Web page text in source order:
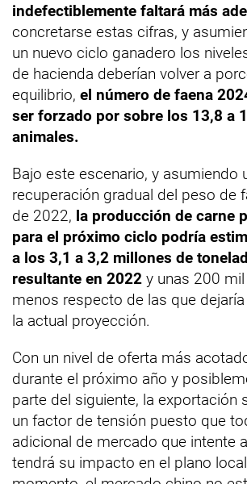
indefectiblemente faltará más
concretarse estas cifras, y
un nuevo ciclo ganadero los
de hacienda deberían volver a
equilibrio, el número de faena
ser forzado por sobre los 13,8 a
animales.
Bajo este escenario, y asumiendo
recuperación gradual del peso de
de 2022, la producción de carne
para el próximo ciclo podría
a los 3,1 a 3,2 millones de
resultante en 2022 y unas 200
menos respecto de las que
la actual proyección.
Con un nivel de oferta más
durante el próximo año y
parte del siguiente, la exportación
un factor de tensión puesto que
adicional de mercado que intente
tendrá su impacto en el plano